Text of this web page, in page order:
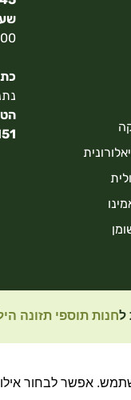
לחנות תוספי תזונה
אפשר לבחור אילו